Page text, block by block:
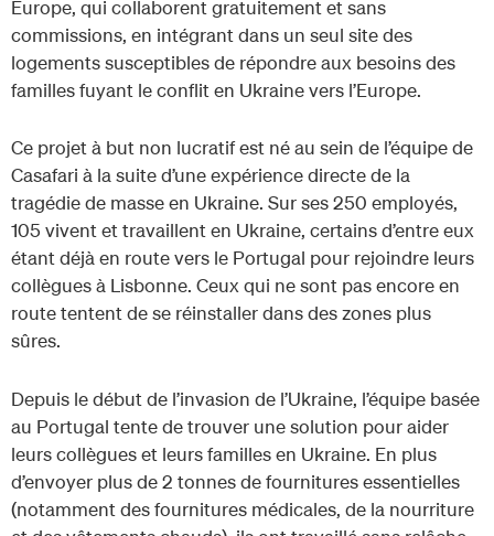
Europe, qui collaborent gratuitement et sans
commissions, en intégrant dans un seul site des
logements susceptibles de répondre aux besoins des
familles fuyant le conflit en Ukraine vers l’Europe.
Ce projet à but non lucratif est né au sein de l’équipe de
Casafari à la suite d’une expérience directe de la
tragédie de masse en Ukraine. Sur ses 250 employés,
105 vivent et travaillent en Ukraine, certains d’entre eux
étant déjà en route vers le Portugal pour rejoindre leurs
collègues à Lisbonne. Ceux qui ne sont pas encore en
route tentent de se réinstaller dans des zones plus
sûres.
Depuis le début de l’invasion de l’Ukraine, l’équipe basée
au Portugal tente de trouver une solution pour aider
leurs collègues et leurs familles en Ukraine. En plus
d’envoyer plus de 2 tonnes de fournitures essentielles
(notamment des fournitures médicales, de la nourriture